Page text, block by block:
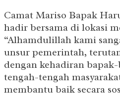
Camat Mariso Bapak
hadir bersama di lokasi
“Alhamdulillah kami
unsur pemerintah,
dengan kehadiran
tengah-tengah
membantu baik secara